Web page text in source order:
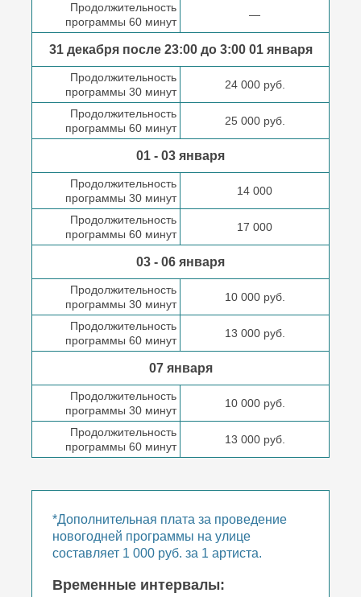
Продолжительность
программы 60 минут
—
31 декабря после23:00 до 3:0001 января
Продолжительность
программы 30 минут
24 000 руб.
Продолжительность
программы 60 минут
25 000 руб.
01 - 03 января
Продолжительность
программы 30 минут
14 000
Продолжительность
программы 60 минут
17 000
03 - 06 января
Продолжительность
программы 30 минут
10 000 руб.
Продолжительность
программы 60 минут
13 000 руб.
07 января
Продолжительность
программы 30 минут
10 000 руб.
Продолжительность
программы 60 минут
13 000 руб.
*Дополнительная плата за проведение
новогодней программы на улице
составляет 1 000 руб. за 1 артиста.
Временные интервалы: